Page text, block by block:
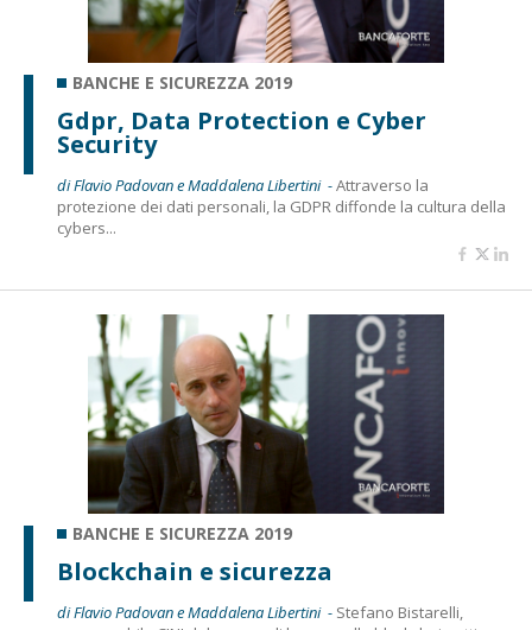
BANCHE E SICUREZZA 2019
Gdpr, Data Protection e Cyber
Security
di Flavio Padovan e Maddalena Libertini -Attraverso la
protezione dei dati personali, la GDPR diffonde la cultura della
cybers...
BANCHE E SICUREZZA 2019
Blockchain e sicurezza
di Flavio Padovan e Maddalena Libertini - Stefano Bistarelli,